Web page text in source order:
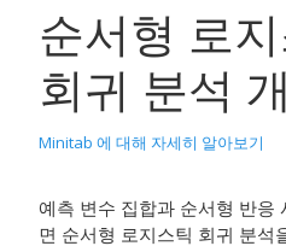
순서형 로
회귀 분석
Minitab 에 대해 자세히 알아보기
예측 변수 집합과 순서형 반응
면 순서형 로지스틱 회귀 분석